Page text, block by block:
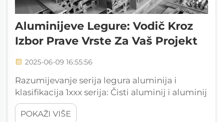
Aluminijeve Legure: Vodič Kroz
Izbor Prave Vrste Za Vaš Projekt
2025-06-09 16:55:56
Razumijevanje serija legura aluminija i
klasifikacija 1xxx serija: Čisti aluminij i aluminij
visoke vodljivosti Legure aluminija iz 1xxx
serije sadrže najmanje 99% čistog aluminija,
POKAŽI VIŠE